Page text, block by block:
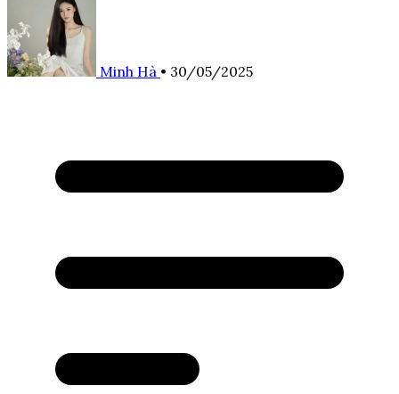
Minh Hà • 30/05/2025